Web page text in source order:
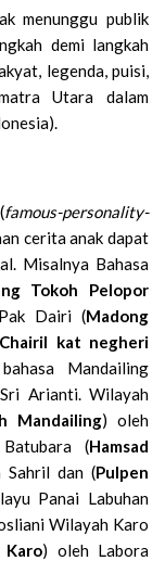
menunggu publik
demi langkah
legenda, puisi,
Utara dalam
famous-personality-
cerita anak dapat
Misalnya Bahasa
Tokoh Pelopor
Dairi (Madong
Chairil kat negheri
Mandailing
Arianti. Wilayah
Mandailing) oleh
(Hamsad
Sahril dan (Pulpen
Panai Labuhan
Wilayah Karo
Karo) oleh Labora